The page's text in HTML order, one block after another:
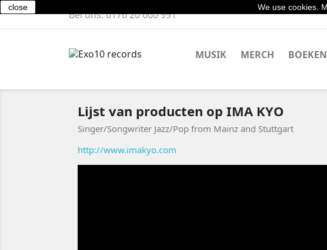
Bel ons:0176 20 660 991
MUSIK MERCH BOEKEN
Lijst van producten op IMA KYO
Singer/Songwriter Jazz/Pop from Mainz and Stuttgart
http://www.imakyo.com
close We use cookies.